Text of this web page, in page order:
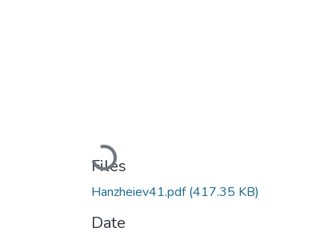
Loading...
Files
Hanzheiev41.pdf(417.35 KB)
Date